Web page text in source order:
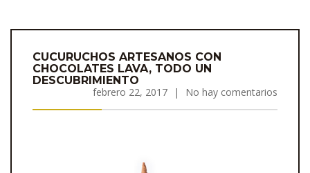
CUCURUCHOS ARTESANOS CON
CHOCOLATES LAVA, TODO UN
DESCUBRIMIENTO
febrero 22, 2017
| No hay comentarios